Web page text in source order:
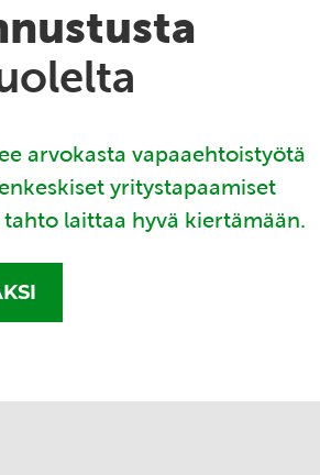
arvokasta vapaaehtoistyötä
yritystapaamiset
laittaa hyvä kiertämään.